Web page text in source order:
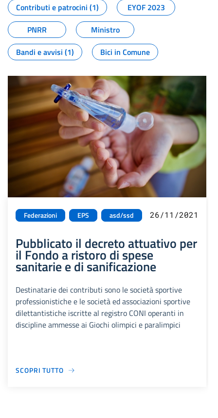
Contributi e patrocini (1)
EYOF 2023
PNRR
Ministro
Bandi e avvisi (1)
Bici in Comune
Federazioni EPS asd/ssd 26/11/2021
Pubblicato il decreto attuativo per
il Fondo a ristoro di spese
sanitarie e di sanificazione
Destinatarie dei contributi sono le società sportive
professionistiche e le società ed associazioni sportive
dilettantistiche iscritte al registro CONI operanti in
discipline ammesse ai Giochi olimpici e paralimpici
SCOPRI TUTTO